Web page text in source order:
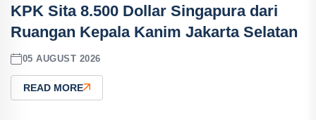
KPK Sita 8.500 Dollar Singapura dari
Ruangan Kepala Kanim Jakarta Selatan
05 AUGUST 2026
READ MORE